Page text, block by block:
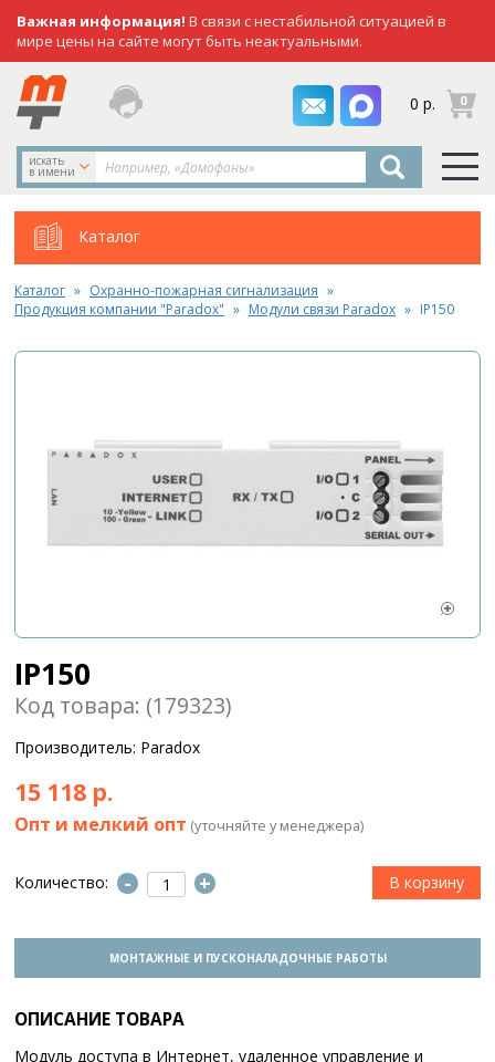
Важная информация! В связи с нестабильной ситуацией в
мире цены на сайте могут быть неактуальными.
0 р. 0
искать
в имени
Каталог
Каталог
Охранно-пожарная сигнализация
Продукция компании "Paradox"
Модули связи Paradox IP150
IP150
Код товара: (179323)
Производитель: Paradox
15 118 р.
Опт и мелкий опт (уточняйте у менеджера)
Количество: - +
МОНТАЖНЫЕ И ПУСКОНАЛАДОЧНЫЕ РАБОТЫ
ОПИСАНИЕ ТОВАРА
Модуль доступа в Интернет, удаленное управление и